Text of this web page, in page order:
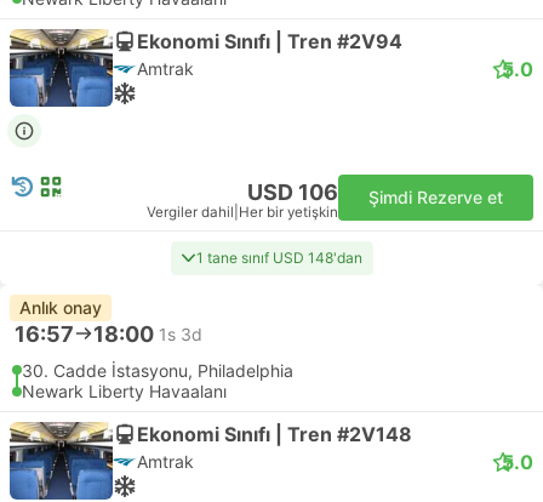
Ekonomi Sınıfı | Tren #2V94
Amtrak 5.0
USD 106
Vergiler dahil Her bir yetişkin
Şimdi Rezerve et
1 tane sınıf USD 148'dan
Anlık onay
16:57 18:00 1s 3d
30. Cadde İstasyonu, Philadelphia
Newark Liberty Havaalanı
Ekonomi Sınıfı | Tren #2V148
Amtrak 5.0